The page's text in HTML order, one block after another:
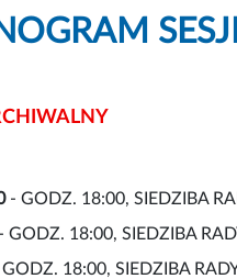
- GODZ. 18:00, SIEDZIBA
GODZ. 18:00, SIEDZIBA
18:00, SIEDZIBA